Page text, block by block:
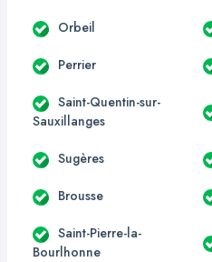
Orbeil
Perrier
Saint-Quentin-sur-
Sauxillanges
Sugères
Brousse
Saint-Pierre-la-
Bourlhonne